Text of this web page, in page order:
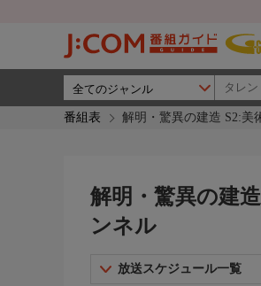
番組表 解明・驚異の建造 S2:美
解明・驚異の建
ンネル
放送スケジュール一覧